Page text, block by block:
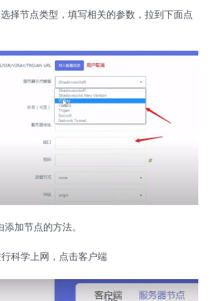
择节点类型，填写相关的参数，拉到下面点
加节点的方法。
科学上网，点击客户端